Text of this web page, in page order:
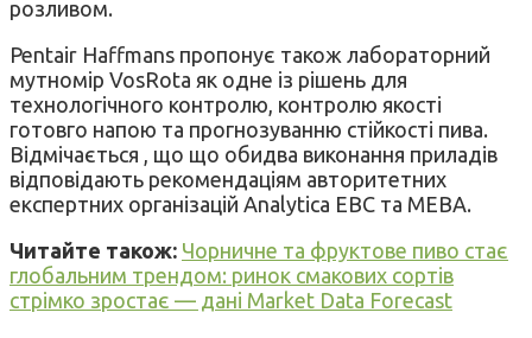
розливом.
Pentair Haffmans пропонує також лабораторний
мутномір VosRota як одне із рішень для
технологічного контролю, контролю якості
готовго напою та прогнозуванню стійкості пива.
Відмічається , що що обидва виконання приладів
відповідають рекомендаціям авторитетних
експертних організацій Analytica EBC та MEBA.
Читайте також: Чорничне та фруктове пиво стає
глобальним трендом: ринок смакових сортів
стрімко зростає — дані Market Data Forecast